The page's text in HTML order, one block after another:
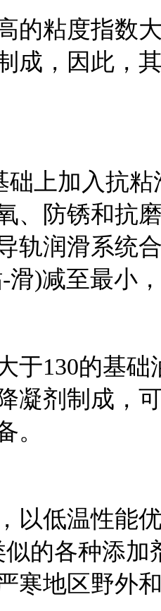
的粘度指数
成，因此，
础上加入抗
、防锈和抗
轨润滑系统
滑)减至最小
于130的基
凝剂制成，
。
以低温性能
的各种添
寒地区野外